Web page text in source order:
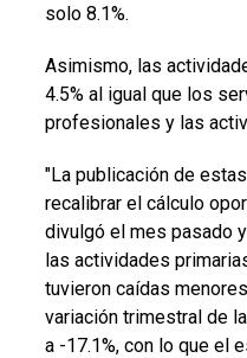
solo 8.1%.
Asimismo, las
4.5% al igual que los
profesionales y las
"La publicación de
recalibrar el cálculo
divulgó el mes pasado
las actividades
tuvieron caídas
variación trimestral de
a -17.1%, con lo que el